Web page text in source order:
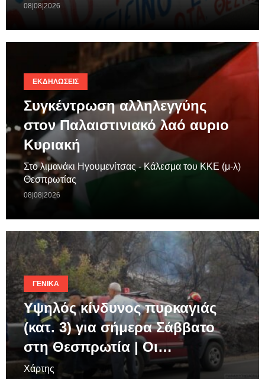
08|08|2026
ΕΚΔΗΛΏΣΕΙΣ
Συγκέντρωση αλληλεγγύης
στον Παλαιστινιακό λαό αυριο
Κυριακή
Στο λιμανάκι Ηγουμενίτσας - Κάλεσμα του ΚΚΕ (μ-λ)
Θεσπρωτίας
08|08|2026
ΓΕΝΙΚΆ
Υψηλός κίνδυνος πυρκαγιάς
(κατ. 3) για σήμερα Σάββατο
στη Θεσπρωτία | Οι…
Χάρτης